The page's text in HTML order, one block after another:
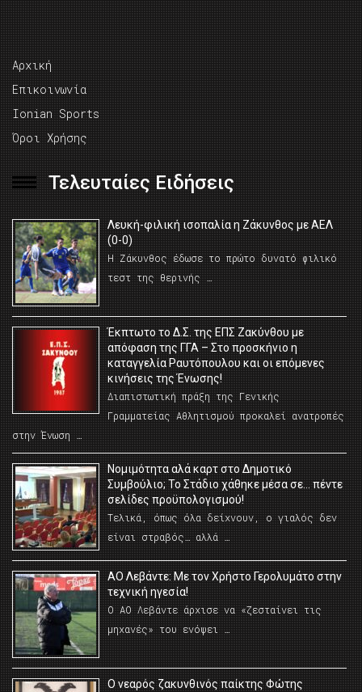
Αρχική
Επικοινωνία
Ionian Sports
Όροι Χρήσης
Τελευταίες Ειδήσεις
Λευκή-φιλική ισοπαλία η Ζάκυνθος με ΑΕΛ
(0-0)
Η Ζάκυνθος έδωσε το πρώτο δυνατό φιλικό
τεστ της θερινής …
Έκπτωτο το Δ.Σ. της ΕΠΣ Ζακύνθου με
απόφαση της ΓΓΑ – Στο προσκήνιο η
καταγγελία Ραυτόπουλου και οι επόμενες
κινήσεις της Ένωσης!
Διαπιστωτική πράξη της Γενικής
Γραμματείας Αθλητισμού προκαλεί ανατροπές
στην Ένωση …
Νομιμότητα αλά καρτ στο Δημοτικό
Συμβούλιο; Το Στάδιο χάθηκε μέσα σε… πέντε
σελίδες προϋπολογισμού!
Τελικά, όπως όλα δείχνουν, ο γιαλός δεν
είναι στραβός… αλλά …
ΑΟ Λεβάντε: Με τον Χρήστο Γερολυμάτο στην
τεχνική ηγεσία!
Ο ΑΟ Λεβάντε άρχισε να «ζεσταίνει τις
μηχανές» του ενόψει …
O νεαρός ζακυνθινός παίκτης Φώτης